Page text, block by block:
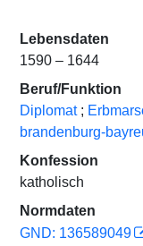
Lebensdaten
1590 – 1644
Beruf/Funktion
Diplomat ;
brandenburg-
Konfession
katholisch
Normdaten
GND: 136589049